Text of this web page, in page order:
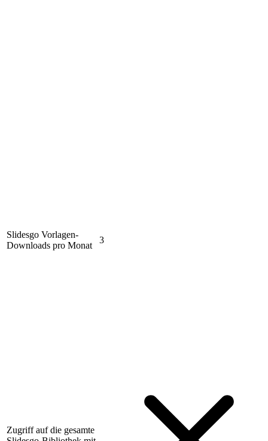
Slidesgo Vorlagen-
Downloads pro Monat
3
Zugriff auf die gesamte